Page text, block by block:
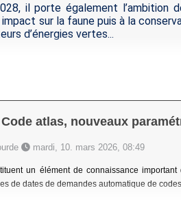
il porte également
sur la faune puis à la
d’énergies vertes...
Code atlas, nouveaux
mardi, 10. mars 2026, 08:49
un élément de connaissance
de dates de demandes automatique de